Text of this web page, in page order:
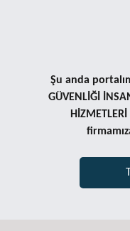
Şu anda
GÜVENLİĞİ